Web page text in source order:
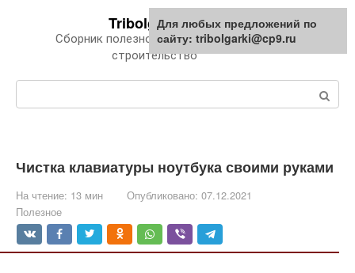
Tribolgarki.ru
Сборник полезной информации про
строительство
Чистка клавиатуры ноутбука своими руками
На чтение: 13 мин Опубликовано: 07.12.2021
Полезное
Для любых предложений по
сайту: tribolgarki@cp9.ru